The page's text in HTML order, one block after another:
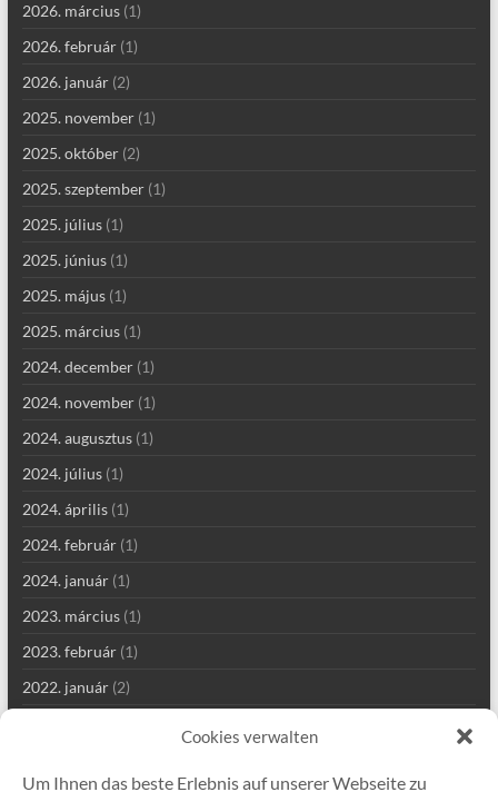
Cookies verwalten
Um Ihnen das beste Erlebnis auf unserer Webseite zu
2026. március(1)
2026. február(1)
2026. január(2)
2025. november(1)
2025. október(2)
2025. szeptember(1)
2025. július(1)
2025. június(1)
2025. május(1)
2025. március(1)
2024. december(1)
2024. november(1)
2024. augusztus(1)
2024. július(1)
2024. április(1)
2024. február(1)
2024. január(1)
2023. március(1)
2023. február(1)
2022. január(2)